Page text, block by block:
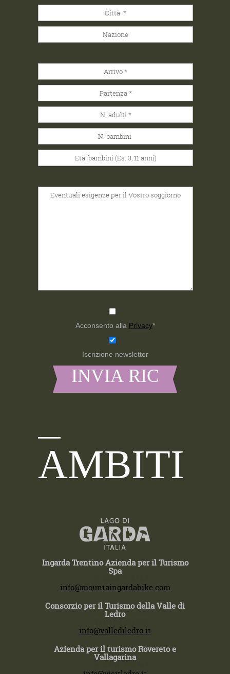
Acconsento alla Privacy*
Iscrizione newsletter
AMBITI
Ingarda Trentino Azienda per il Turismo
Spa
info@mountaingardabike.com
Consorzio per il Turismo della Valle di
Ledro
info@vallediledro.it
Azienda per il turismo Rovereto e
Vallagarina